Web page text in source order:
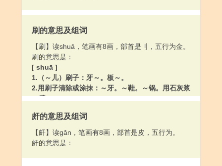
刷的意思及组词
【刷】读shuā，笔画有8画，部首是刂，五行为金。
刷的意思是：
[ shuā ]
1.（～儿）刷子：牙～。板～。
2.用刷子清除或涂抹：～牙。～鞋。～锅。用石灰浆
～墙。
了。今年高考他被～了下来。
4.形容迅速擦过去的声音：风刮得树叶子～～地响。
～～地下起雨来了。
挑拣：打这堆梨里头～出几个好的给奶奶送去。
皯的意思及组词
【皯】读gǎn，笔画有8画，部首是皮，五行为。
皯的意思是：